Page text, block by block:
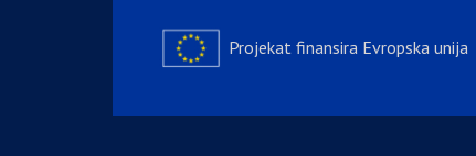
Projekat finansira Evropska unija